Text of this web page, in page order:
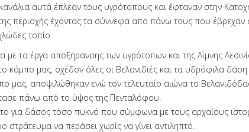
αυτά έπλεαν τους υγρότοπους και έφταναν στην
περιοχής έχοντας τα σύννεφα απο πάνω τους που έβρεχαν
τοπίο.
με τα έργα αποξήρανσης των υγρότοπων και της Λίμνης
κάμπο μας, σχέδον όλες οι Βελανιδιές και τα υδρόφιλα
μας, αποψιλώθηκαν ενώ τον τελευταίο αιώνα το
πάνω από το ύψος της Πενταλόφου.
για δάσος τόσο πυκνό που σύμφωνα με τους αρχαίους
στράτευμα να περάσει χωρίς να γίνει αντιληπτό.